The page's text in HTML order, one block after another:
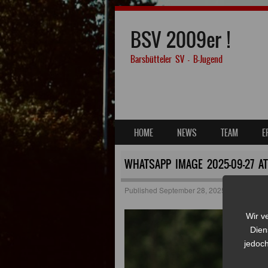
BSV 2009er !
Barsbütteler SV – B-Jugend
MENU
SKIP TO CONTENT
HOME NEWS TEAM
WHATSAPP IMAGE 2025-09-27
Published September 28, 2025
Wir